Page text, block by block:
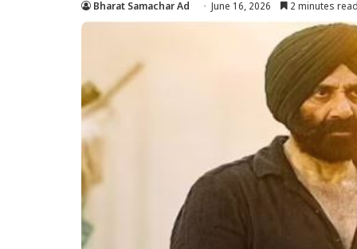
Bharat Samachar Ad June 16, 2026 2 minutes read